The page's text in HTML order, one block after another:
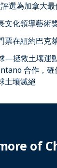
選為加拿大最
文化領導藝術
票在紐約巴克
—拯救土壤運
合作，確
土壤滅絕
of